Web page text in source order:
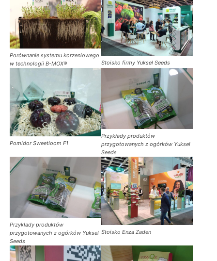
Porównanie systemu korzeniowego
w technologii B-MOX®
Stoisko firmy Yuksel Seeds
Pomidor Sweetloom F1
Przykłady produktów
przygotowanych z ogórków Yuksel
Seeds
Przykłady produktów
przygotowanych z ogórków Yuksel
Seeds
Stoisko Enza Zaden